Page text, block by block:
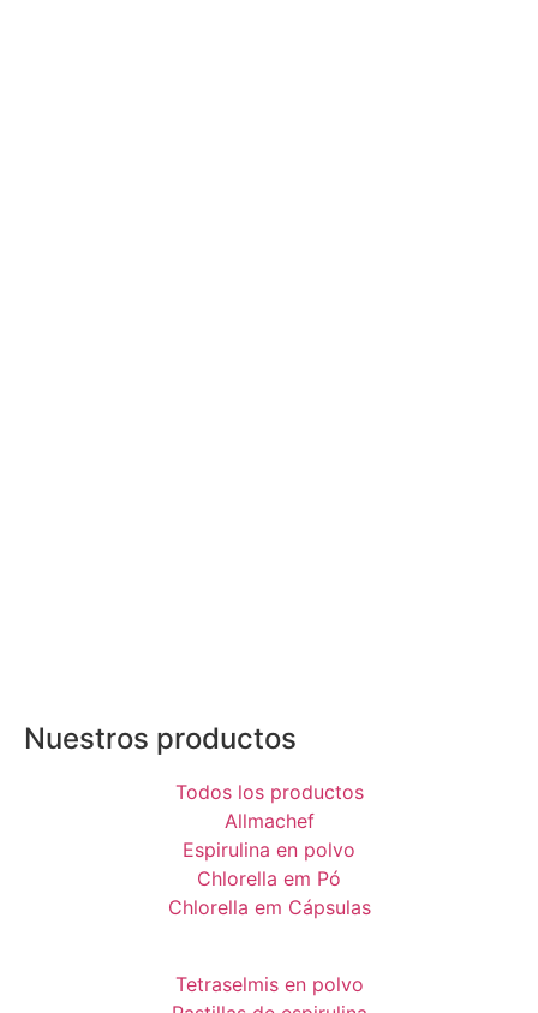
Nuestros productos
Todos los productos
Allmachef
Espirulina en polvo
Chlorella em Pó
Chlorella em Cápsulas
Tetraselmis en polvo